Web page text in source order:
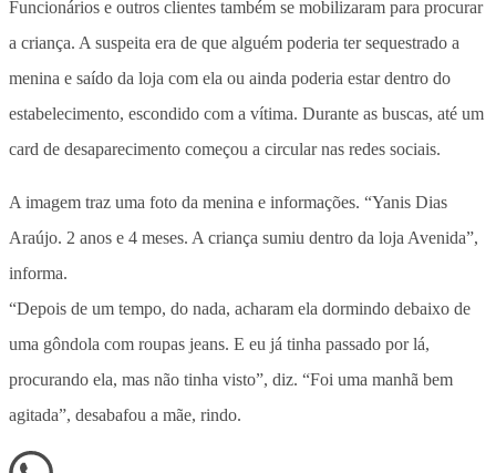
Funcionários e outros clientes também se mobilizaram para procurar
a criança. A suspeita era de que alguém poderia ter sequestrado a
menina e saído da loja com ela ou ainda poderia estar dentro do
estabelecimento, escondido com a vítima. Durante as buscas, até um
card de desaparecimento começou a circular nas redes sociais.
A imagem traz uma foto da menina e informações. “Yanis Dias
Araújo. 2 anos e 4 meses. A criança sumiu dentro da loja Avenida”,
informa.
“Depois de um tempo, do nada, acharam ela dormindo debaixo de
uma gôndola com roupas jeans. E eu já tinha passado por lá,
procurando ela, mas não tinha visto”, diz. “Foi uma manhã bem
agitada”, desabafou a mãe, rindo.